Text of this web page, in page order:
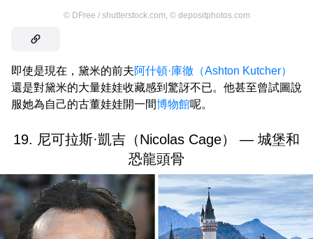
© DFree / shutterstock.com, © depositphotos.com
即使是現在，黛米的前夫阿什頓·庫徹（Ashton Kutcher）
還是對黛米的大量娃娃收藏感到驚訝不已。他甚至曾試圖說
服她為自己的古董娃娃開一間博物館呢。
19. 尼可拉斯·凱吉（Nicolas Cage） — 城堡和
恐龍頭骨